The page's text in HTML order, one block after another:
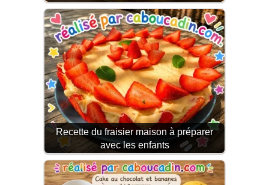
Recette du fraisier maison à préparer
avec les enfants